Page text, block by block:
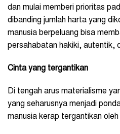
dan mulai memberi prioritas
dibanding jumlah harta yang
manusia berpeluang bisa
persahabatan hakiki, autentik,
Cinta yang tergantikan
Di tengah arus materialisme
yang seharusnya menjadi
manusia kerap tergantikan